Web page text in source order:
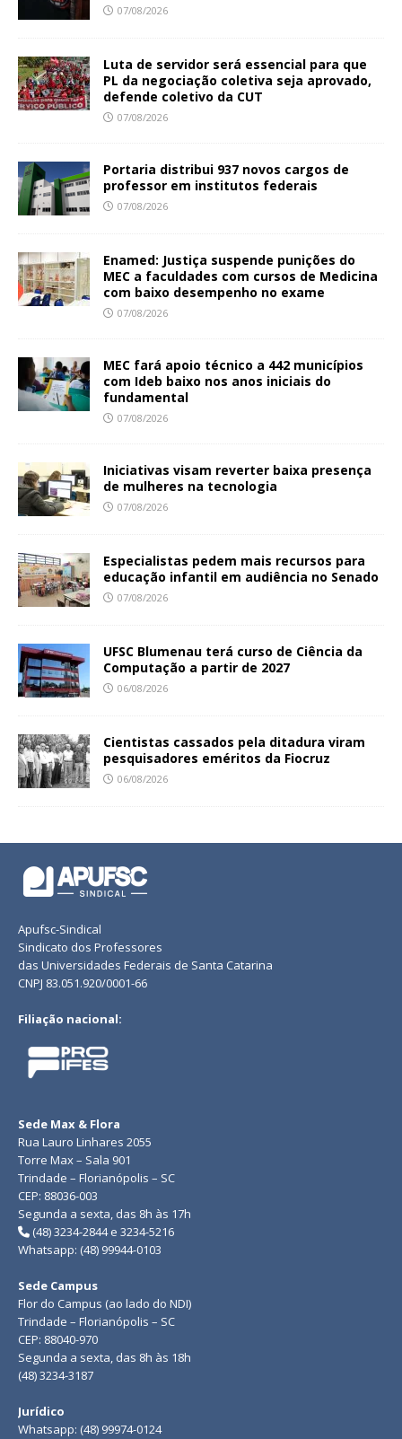
07/08/2026
Luta de servidor será essencial para que
PL da negociação coletiva seja aprovado,
defende coletivo da CUT
07/08/2026
Portaria distribui 937 novos cargos de
professor em institutos federais
07/08/2026
Enamed: Justiça suspende punições do
MEC a faculdades com cursos de Medicina
com baixo desempenho no exame
07/08/2026
MEC fará apoio técnico a 442 municípios
com Ideb baixo nos anos iniciais do
fundamental
07/08/2026
Iniciativas visam reverter baixa presença
de mulheres na tecnologia
07/08/2026
Especialistas pedem mais recursos para
educação infantil em audiência no Senado
07/08/2026
UFSC Blumenau terá curso de Ciência da
Computação a partir de 2027
06/08/2026
Cientistas cassados pela ditadura viram
pesquisadores eméritos da Fiocruz
06/08/2026
Apufsc-Sindical
Sindicato dos Professores
das Universidades Federais de Santa Catarina
CNPJ 83.051.920/0001-66
Filiação nacional:
Sede Max & Flora
Rua Lauro Linhares 2055
Torre Max – Sala 901
Trindade – Florianópolis – SC
CEP: 88036-003
Segunda a sexta, das 8h às 17h
(48) 3234-2844 e 3234-5216
Whatsapp: (48) 99944-0103
Sede Campus
Flor do Campus (ao lado do NDI)
Trindade – Florianópolis – SC
CEP: 88040-970
Segunda a sexta, das 8h às 18h
(48) 3234-3187
Jurídico
Whatsapp: (48) 99974-0124